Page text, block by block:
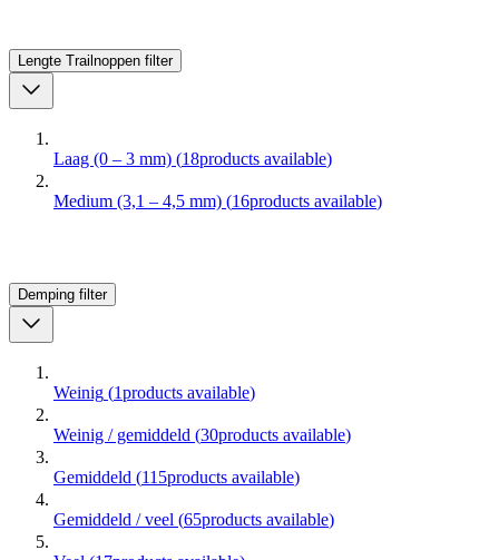
Lengte Trailnoppen filter
Laag (0 – 3 mm) (18products available)
Medium (3,1 – 4,5 mm) (16products available)
Demping filter
Weinig (1products available)
Weinig / gemiddeld (30products available)
Gemiddeld (115products available)
Gemiddeld / veel (65products available)